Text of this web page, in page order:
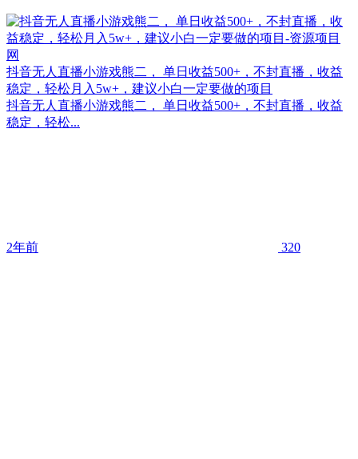
抖音无人直播小游戏熊二， 单日收益500+，不封直播，收益
稳定，轻松月入5w+，建议小白一定要做的项目
抖音无人直播小游戏熊二， 单日收益500+，不封直播，收益
稳定，轻松...
2年前 320